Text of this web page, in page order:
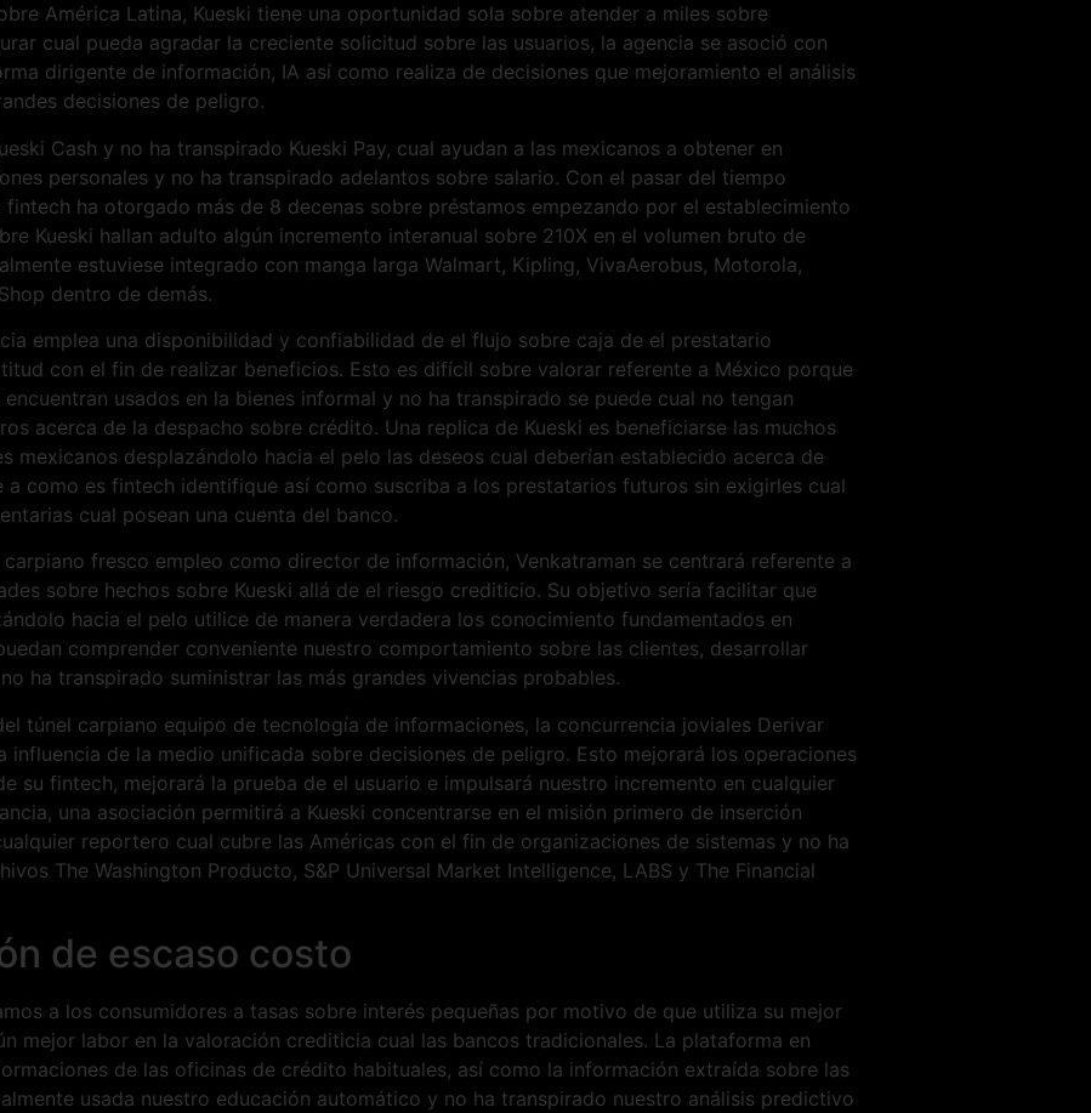
América Latina, Kueski tiene una oportunidad sola sobre atender a miles sobre
cual pueda agradar la creciente solicitud sobre las usuarios, la agencia se asoció con
dirigente de información, IA así­ como realiza de decisiones que mejoramiento el análisis
decisiones de peligro.
Cash y no ha transpirado Kueski Pay, cual ayudan a las mexicanos a obtener en
personales y no ha transpirado adelantos sobre salario. Con el pasar del tiempo
fintech ha otorgado más de 8 decenas sobre préstamos empezando por el establecimiento
Kueski hallan adulto algún incremento interanual sobre 210X en el volumen bruto de
estuviese integrado con manga larga Walmart, Kipling, VivaAerobus, Motorola,
dentro de demás.
emplea una disponibilidad y confiabilidad de el flujo sobre caja de el prestatario
con el fin de realizar beneficios. Esto es difícil sobre valorar referente a México porque
usados en la bienes informal y no ha transpirado se puede cual no tengan
acerca de la despacho sobre crédito. Una replica de Kueski es beneficiarse las muchos
mexicanos desplazándolo hacia el pelo las deseos cual deberían establecido acerca de
como es fintech identifique así­ como suscriba a los prestatarios futuros sin exigirles cual
cual posean una cuenta del banco.
fresco empleo como director de información, Venkatraman se centrará referente a
sobre hechos sobre Kueski allá de el riesgo crediticio. Su objetivo serí­a facilitar que
hacia el pelo utilice de manera verdadera los conocimiento fundamentados ​​en
comprender conveniente nuestro comportamiento sobre las clientes, desarrollar
ha transpirado suministrar las más grandes vivencias probables.
túnel carpiano equipo de tecnología de informaciones, la concurrencia joviales Derivar
influencia de la medio unificada sobre decisiones de peligro. Esto mejorará los operaciones
su fintech, mejorará la prueba de el usuario e impulsará nuestro incremento en cualquier
una asociación permitirá a Kueski concentrarse en el misión primero de inserción
reportero cual cubre las Américas con el fin de organizaciones de sistemas y no ha
The Washington Producto, S&P Universal Market Intelligence, LABS y The Financial
de escaso costo
a los consumidores a tasas sobre interés pequeñas por motivo de que utiliza su mejor
mejor labor en la valoración crediticia cual las bancos tradicionales. La plataforma en
de las oficinas de crédito habituales, así como la información extraída sobre las
usada nuestro educación automático y no ha transpirado nuestro análisis predictivo